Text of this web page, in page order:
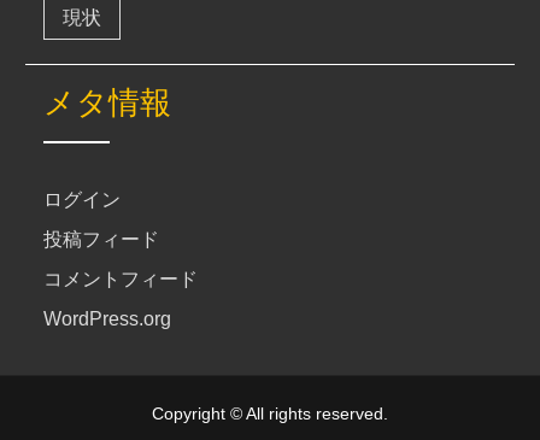
現状
メタ情報
ログイン
投稿フィード
コメントフィード
WordPress.org
Copyright © All rights reserved.